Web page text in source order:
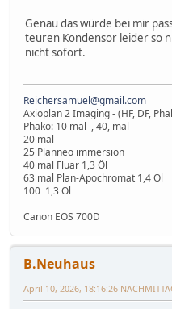
Genau das würde bei mir
teuren Kondensor leider so
nicht sofort.
Reichersamuel@gmail.com
Axioplan 2 Imaging - (HF, DF,
Phako: 10 mal , 40, mal
20 mal
25 Planneo immersion
40 mal Fluar 1,3 Öl
63 mal Plan-Apochromat 1,4 Öl
100 1,3 Öl
Canon EOS 700D
B.Neuhaus
April 10, 2026, 18:16:26